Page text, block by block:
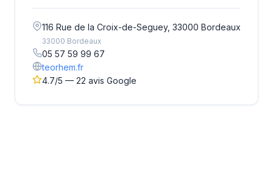
116 Rue de la Croix-de-Seguey, 33000 Bordeaux
33000 Bordeaux
05 57 59 99 67
teorhem.fr
4.7/5 — 22 avis Google